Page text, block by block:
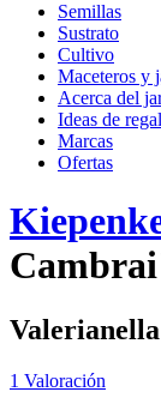
Semillas
Sustrato
Cultivo
Maceteros y
Acerca del
Ideas de
Marcas
Ofertas
Valerianella
1 Valoración